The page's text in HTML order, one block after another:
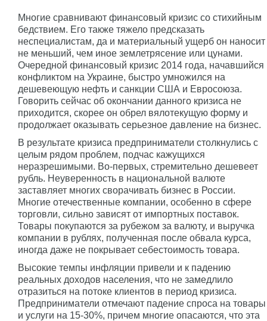
Многие сравнивают финансовый кризис со стихийным
бедствием. Его также тяжело предсказать
неспециалистам, да и материальный ущерб он наносит
не меньший, чем иное землетрясение или цунами.
Очередной финансовый кризис 2014 года, начавшийся
конфликтом на Украине, быстро умножился на
дешевеющую нефть и санкции США и Евросоюза.
Говорить сейчас об окончании данного кризиса не
приходится, скорее он обрел вялотекущую форму и
продолжает оказывать серьезное давление на бизнес.
В результате кризиса предприниматели столкнулись с
целым рядом проблем, подчас кажущихся
неразрешимыми. Во-первых, стремительно дешевеет
рубль. Неуверенность в национальной валюте
заставляет многих сворачивать бизнес в России.
Многие отечественные компании, особенно в сфере
торговли, сильно зависят от импортных поставок.
Товары покупаются за рубежом за валюту, и выручка
компании в рублях, полученная после обвала курса,
иногда даже не покрывает себестоимость товара.
Высокие темпы инфляции привели и к падению
реальных доходов населения, что не замедлило
отразиться на потоке клиентов в период кризиса.
Предприниматели отмечают падение спроса на товары
и услуги на 15-30%, причем многие опасаются, что эта